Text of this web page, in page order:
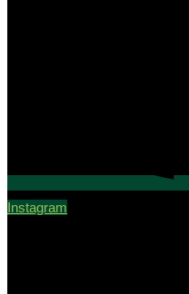
Instagram